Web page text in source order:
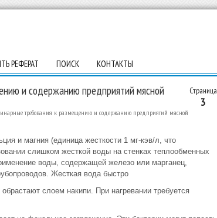
РЕФЕРАТ ПОИСК КОНТАКТЫ
Страница
3
и содержанию предприятий мясной
требования к размещению и содержанию предприятий мясной
и магния (единица жесткости 1 мг-кэв/л, что
слишком жесткой воды на стенках теплообменных
воды, содержащей железо или марганец,
Жесткая вода быстро
слоем накипи. При нагревании требуется